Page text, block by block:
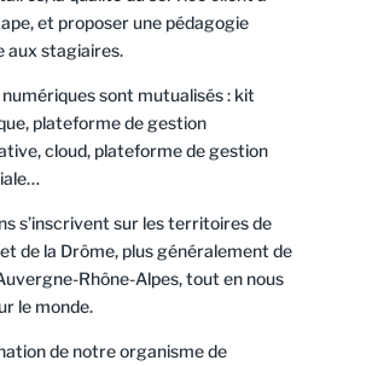
et proposer une pédagogie
aux stagiaires.
numériques sont mutualisés : kit
plateforme de gestion
cloud, plateforme de gestion
s’inscrivent sur les territoires de
et de la Drôme, plus généralement de
Rhône-Alpes, tout en nous
le monde.
de notre organisme de